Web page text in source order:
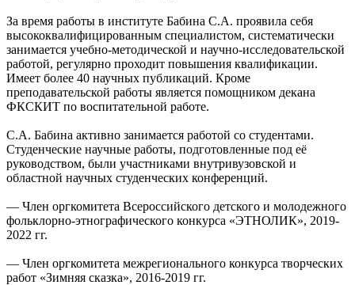
За время работы в институте Бабина С.А. проявила себя
высококвалифицированным специалистом, систематически
занимается учебно-методической и научно-исследовательской
работой, регулярно проходит повышения квалификации.
Имеет более 40 научных публикаций. Кроме
преподавательской работы является помощником декана
ФКСКИТ по воспитательной работе.
С.А. Бабина активно занимается работой со студентами.
Студенческие научные работы, подготовленные под её
руководством, были участниками внутривузовской и
областной научных студенческих конференций.
— Член оргкомитета Всероссийского детского и молодежного
фольклорно-этнографического конкурса «ЭТНОЛИК», 2019-
2022 гг.
— Член оргкомитета межрегионального конкурса творческих
работ «Зимняя сказка», 2016-2019 гг.